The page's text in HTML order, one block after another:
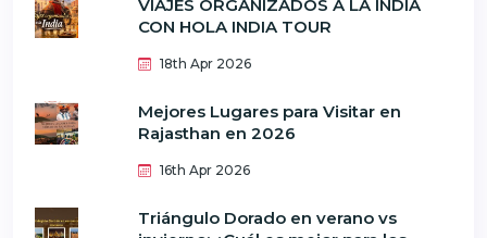
VIAJES ORGANIZADOS A LA INDIA
CON HOLA INDIA TOUR
18th Apr 2026
Mejores Lugares para Visitar en
Rajasthan en 2026
16th Apr 2026
Triángulo Dorado en verano vs